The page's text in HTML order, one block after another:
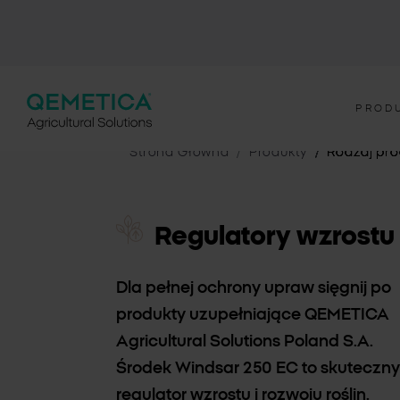
Strona Główna Produkty Rodzaj
Regulatory wzrostu
Dla pełnej ochrony upraw sięgnij po
produkty uzupełniające QEMETICA
Agricultural Solutions Poland S.A.
Środek Windsar 250 EC to skuteczny
regulator wzrostu i rozwoju roślin.